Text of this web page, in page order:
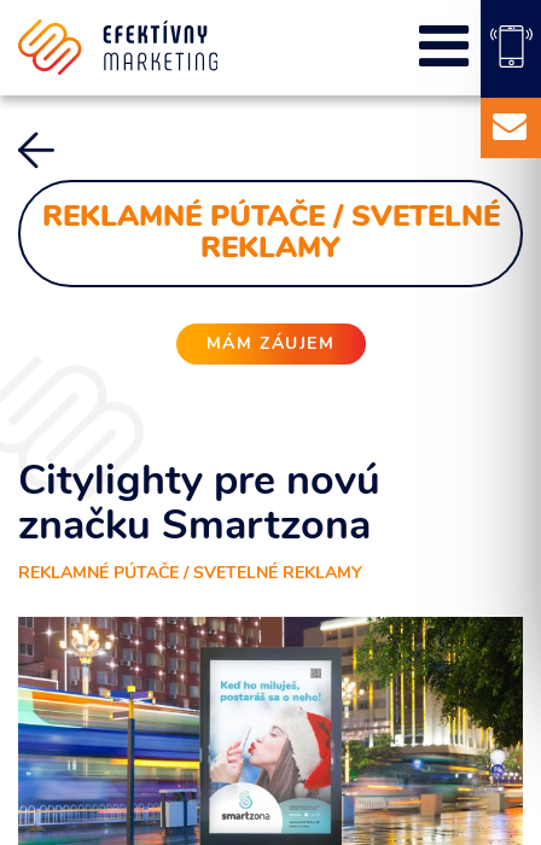
REKLAMNÉ PÚTAČE / SVETELNÉ
REKLAMY
MÁM ZÁUJEM
Citylighty pre novú
značku Smartzona
REKLAMNÉ PÚTAČE / SVETELNÉ REKLAMY
PPC kampane
Správa sociálnych sietí
Content Marketing
Balíky služieb
Marketingový základ
Externý marketingový manažér pre vašu firmu
Súhlasím so spracovaním osobných informácií.
ODOSLAŤ